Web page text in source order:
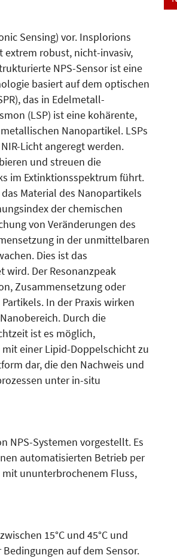
Sensing) vor. Insplorions
extrem robust, nicht-invasiv,
NPS-Sensor ist eine
basiert auf dem optischen
das in Edelmetall-
(LSP) ist eine kohärente,
Nanopartikel. LSPs
Licht angeregt werden.
und streuen die
im Extinktionsspektrum führt.
Material des Nanopartikels
der chemischen
von Veränderungen des
in der unmittelbaren
Dies ist das
wird. Der Resonanzpeak
Zusammensetzung oder
In der Praxis wirken
Durch die
ist es möglich,
einer Lipid-Doppelschicht zu
dar, die den Nachweis und
unter in-situ
NPS-Systemen vorgestellt. Es
automatisierten Betrieb per
ununterbrochenem Fluss,
15°C und 45°C und
auf dem Sensor.